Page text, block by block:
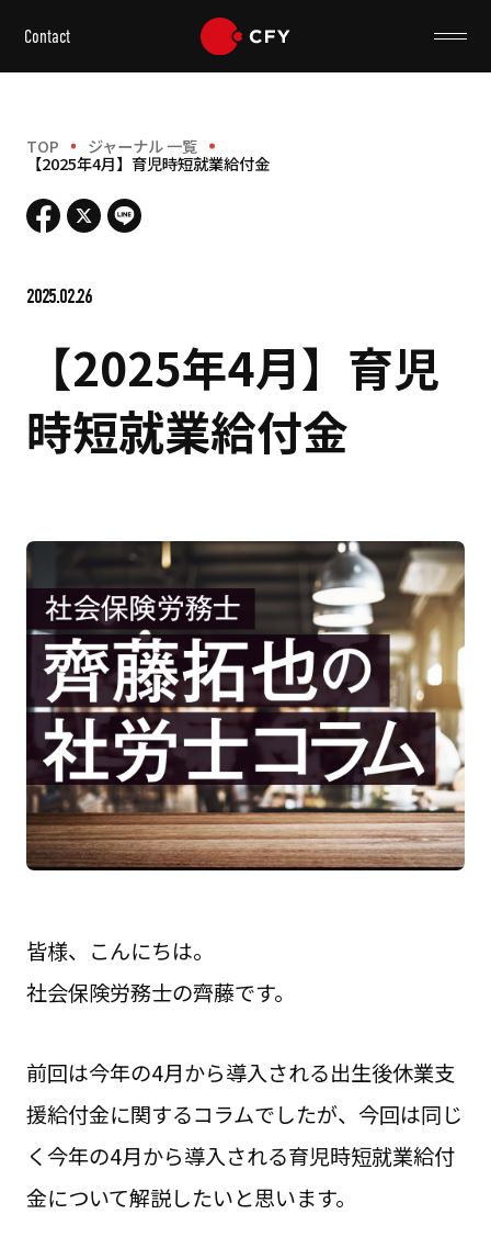
Contact
TOP ジャーナル 一覧
【2025年4月】育児時短就業給付金
2025.02.26
【2025年4月】育児
時短就業給付金
皆様、こんにちは。
社会保険労務士の齊藤です。
前回は今年の4月から導入される出生後休業支
援給付金に関するコラムでしたが、今回は同じ
く今年の4月から導入される育児時短就業給付
金について解説したいと思います。